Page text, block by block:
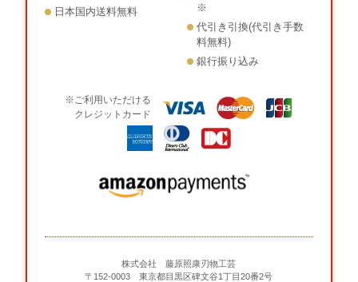
日本国内送料無料
※
代引き引換(代引き手数
料無料)
銀行振り込み
※ご利用いただける
クレジットカード
株式会社 藤原照康刃物工芸
〒152-0003 東京都目黒区碑文谷1丁目20番2号